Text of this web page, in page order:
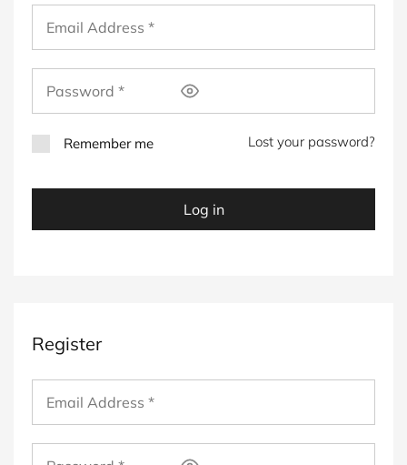
Remember me Lost your password?
Log in
Register